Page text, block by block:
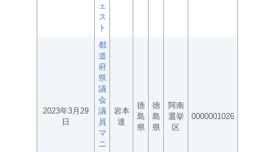
ェ
ス
ト
2023年3月29
日
都
道
府
県
議
会
議
員
マ
ニ
岩本
達
徳
島
県
徳
島
県
阿南
選挙
区
0000001026